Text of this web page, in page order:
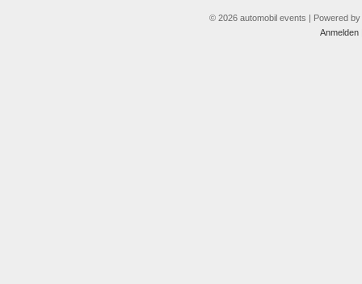
© 2026 automobil events | Powered by
Anmelden|